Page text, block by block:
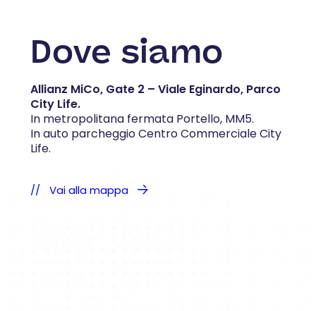
Dove siamo
Allianz MiCo, Gate 2 – Viale Eginardo, Parco
City Life.
In metropolitana fermata Portello, MM5.
In auto parcheggio Centro Commerciale City
Life.
Vai alla mappa